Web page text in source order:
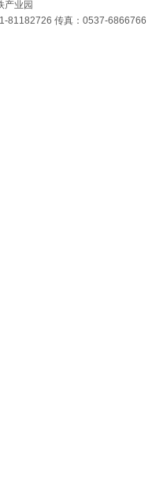
产业园
81182726 传真：0537-6866766